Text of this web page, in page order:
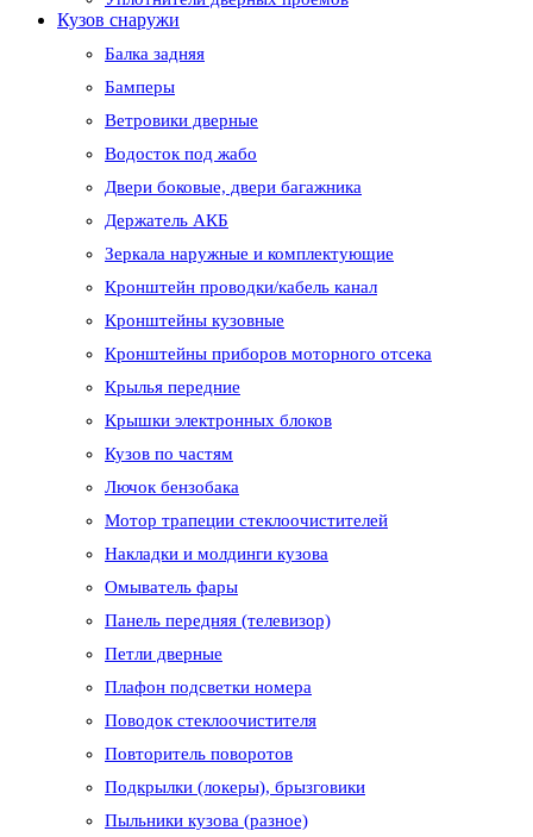
Кузов снаружи
Балка задняя
Бамперы
Ветровики дверные
Водосток под жабо
Двери боковые, двери багажника
Держатель АКБ
Зеркала наружные и комплектующие
Кронштейн проводки/кабель канал
Кронштейны кузовные
Кронштейны приборов моторного отсека
Крылья передние
Крышки электронных блоков
Кузов по частям
Лючок бензобака
Мотор трапеции стеклоочистителей
Накладки и молдинги кузова
Омыватель фары
Панель передняя (телевизор)
Петли дверные
Плафон подсветки номера
Поводок стеклоочистителя
Повторитель поворотов
Подкрылки (локеры), брызговики
Пыльники кузова (разное)